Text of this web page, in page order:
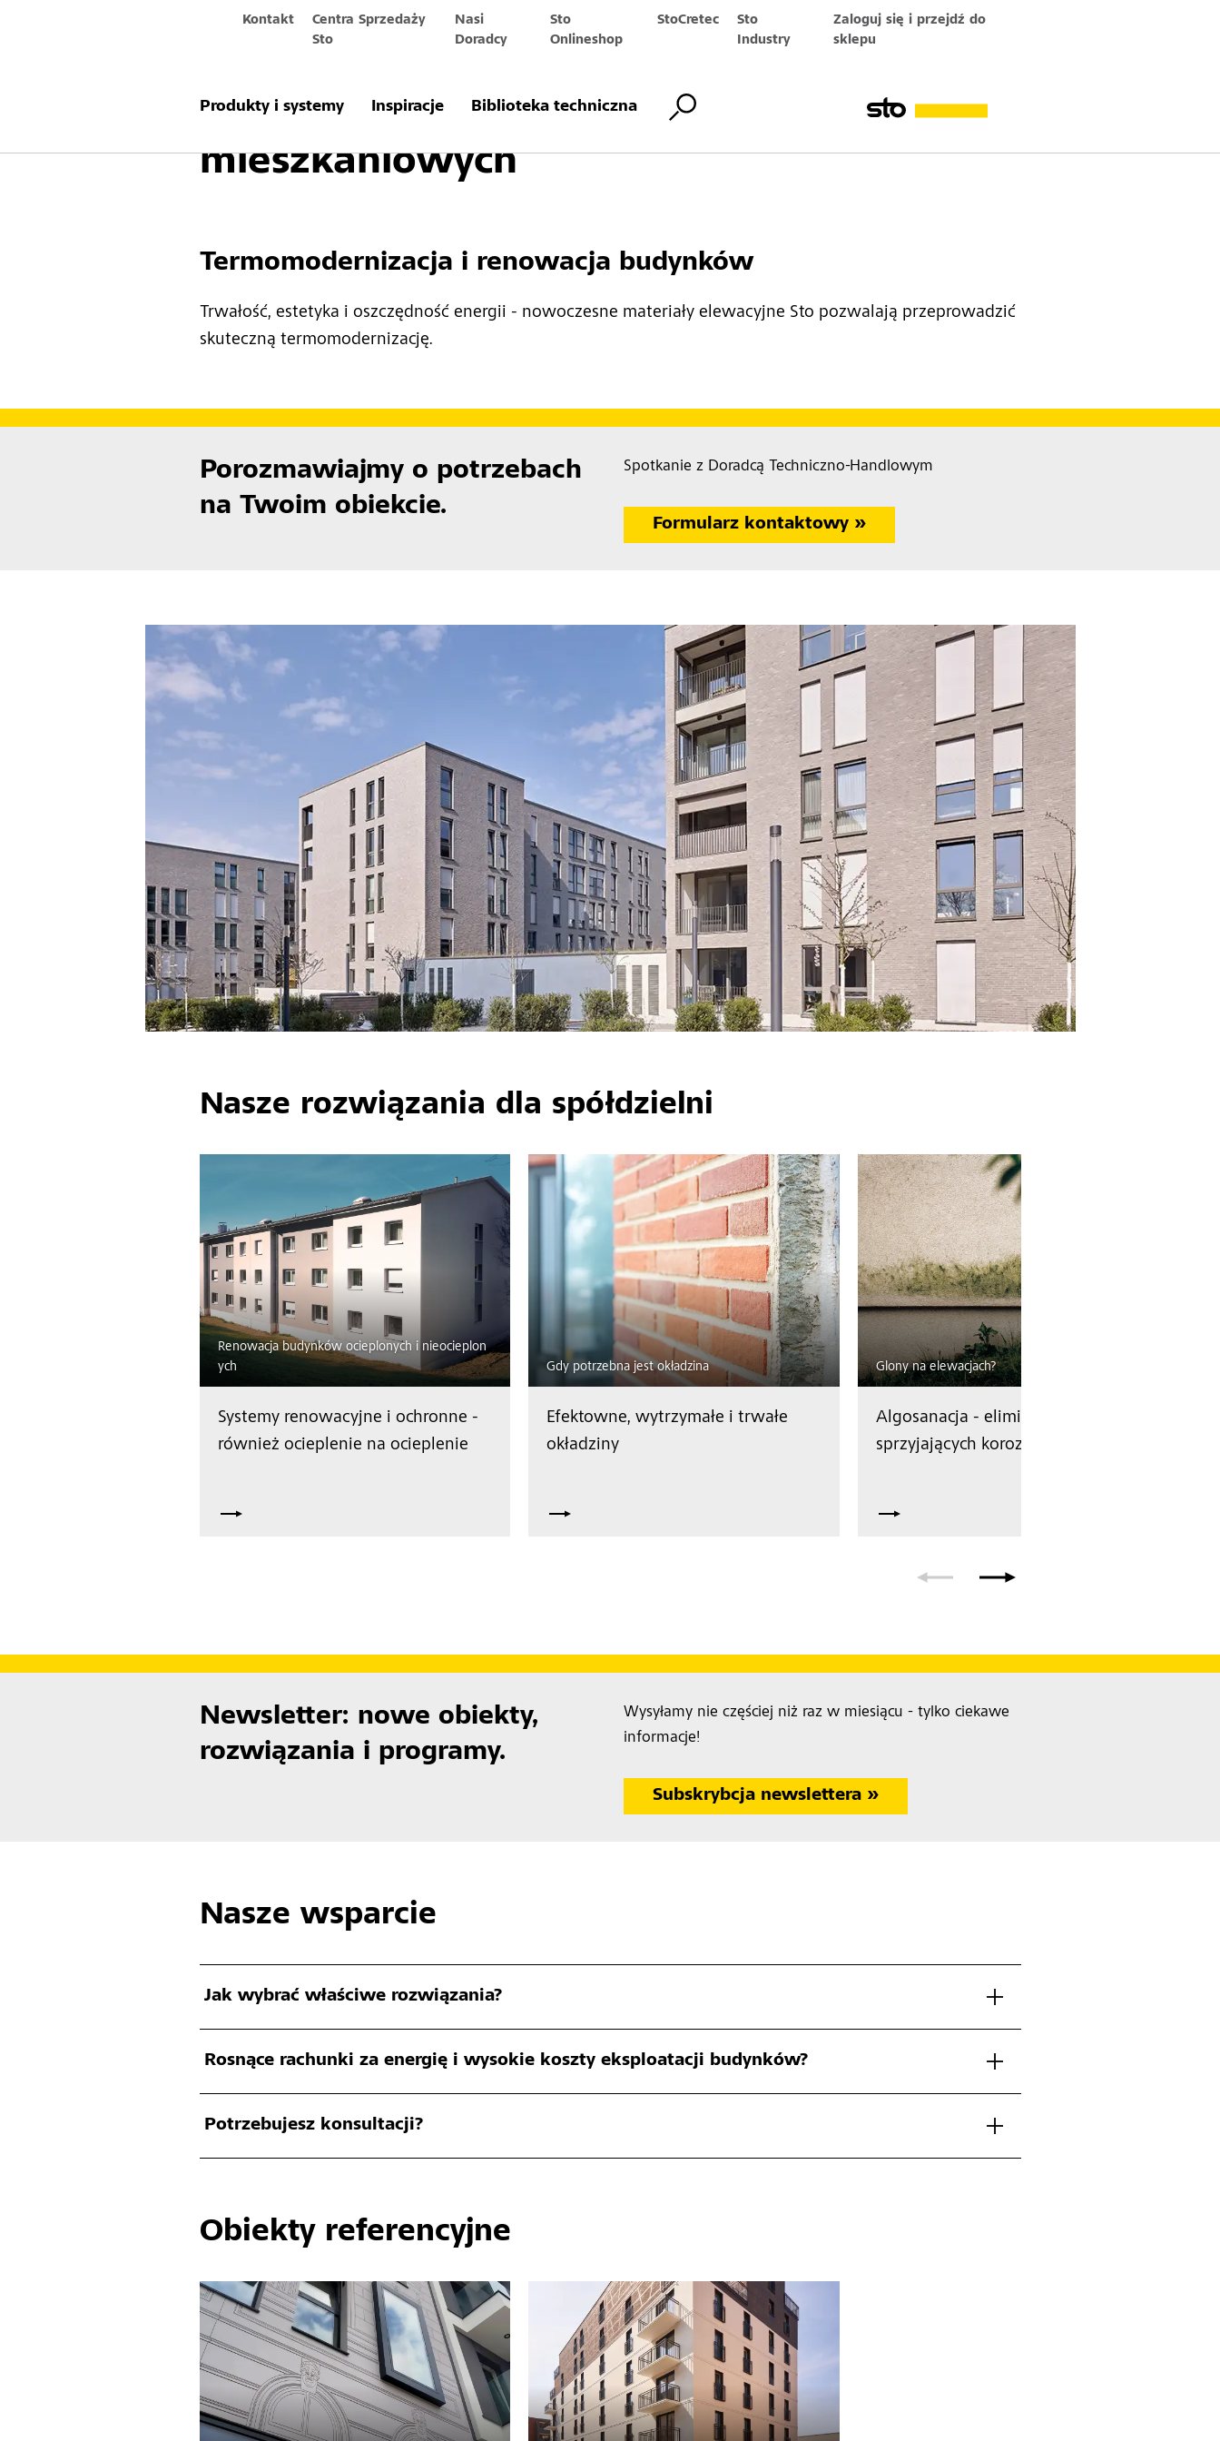
Kontakt
Centra Sprzedaży
Sto
Nasi
Doradcy
Sto
Onlineshop
StoCretec
Sto
Industry
Zaloguj się i przejdź do
sklepu
Produkty i systemy Inspiracje Biblioteka techniczna
Systemy dla wspólnot i spółdzielni
mieszkaniowych
Termomodernizacja i renowacja budynków
Trwałość, estetyka i oszczędność energii - nowoczesne materiały elewacyjne Sto pozwalają przeprowadzić
skuteczną termomodernizację.
Porozmawiajmy o potrzebach
na Twoim obiekcie.
Spotkanie z Doradcą Techniczno-Handlowym
Formularz kontaktowy »
Nasze rozwiązania dla spółdzielni
Systemy renowacyjne i ochronne -
również ocieplenie na ocieplenie
Renowacja budynków ocieplonych i nieocieplon
ych
Efektowne, wytrzymałe i trwałe
okładziny
Gdy potrzebna jest okładzina
Algosanacja - eliminacja czynników
sprzyjających korozji biologicznej
Glony na elewacjach?
Newsletter: nowe obiekty,
rozwiązania i programy.
Wysyłamy nie częściej niż raz w miesiącu - tylko ciekawe
informacje!
Subskrybcja newslettera »
Nasze wsparcie
Jak wybrać właściwe rozwiązania?
Rosnące rachunki za energię i wysokie koszty eksploatacji budynków ?
Potrzebujesz konsultacji?
Obiekty referencyjne